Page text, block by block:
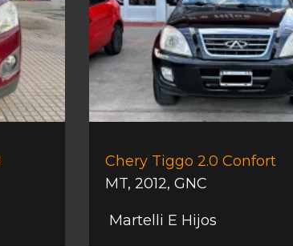
Chery Tiggo 2.0 Confort
MT, 2012, GNC
Martelli E Hijos